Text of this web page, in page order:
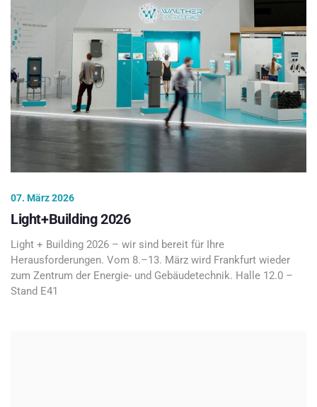
07. März 2026
Light+Building 2026
Light + Building 2026 – wir sind bereit für Ihre
Herausforderungen. Vom 8.–13. März wird Frankfurt wieder
zum Zentrum der Energie- und Gebäudetechnik. Halle 12.0 –
Stand E41